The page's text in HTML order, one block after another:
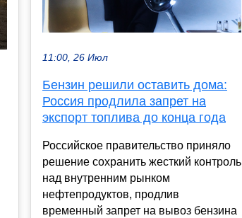
11:00, 26 Июл
Бензин решили оставить дома:
Россия продлила запрет на
экспорт топлива до конца года
Российское правительство приняло
решение сохранить жесткий контроль
над внутренним рынком
нефтепродуктов, продлив
временный запрет на вывоз бензина